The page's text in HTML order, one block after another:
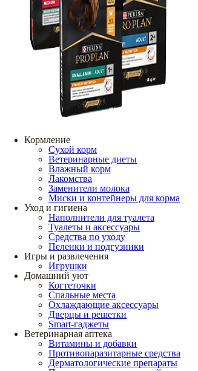
Кормление
Сухой корм
Ветеринарные диеты
Влажный корм
Лакомства
Заменители молока
Миски и контейнеры для корма
Уход и гигиена
Наполнители для туалета
Туалеты и аксессуары
Средства по уходу
Пеленки и подгузники
Игры и развлечения
Игрушки
Домашний уют
Когтеточки
Спальные места
Охлаждающие аксессуары
Дверцы и решетки
Smart-гаджеты
Ветеринарная аптека
Витамины и добавки
Противопаразитарные средства
Дерматологические препараты